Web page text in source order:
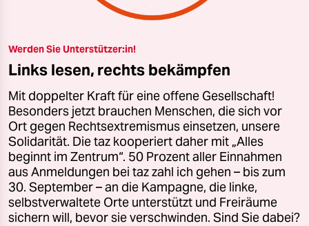
Werden Sie Unterstützer:in!
Links lesen, rechts bekämpfen
Mit doppelter Kraft für eine offene Gesellschaft!
Besonders jetzt brauchen Menschen, die sich vor
Ort gegen Rechtsextremismus einsetzen, unsere
Solidarität. Die taz kooperiert daher mit „Alles
beginnt im Zentrum“. 50 Prozent aller Einnahmen
aus Anmeldungen bei taz zahl ich gehen – bis zum
30. September – an die Kampagne, die linke,
selbstverwaltete Orte unterstützt und Freiräume
sichern will, bevor sie verschwinden. Sind Sie dabei?